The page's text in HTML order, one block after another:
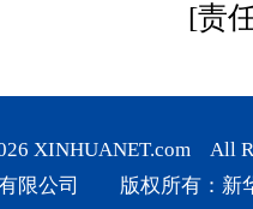
[责
XINHUANET.com All
有限公司 版权所有：新